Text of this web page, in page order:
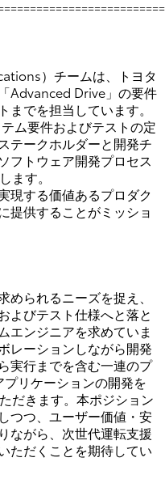
）チームは、トヨタ
Advanced Drive」の要件
までを担当しています。
ム要件およびテストの定
テークホルダーと開発チ
フトウェア開発プロセス
ます。
現する価値あるプロダク
提供することがミッショ
められるニーズを捉え、
よびテスト仕様へと落と
エンジニアを求めていま
レーションしながら開発
実行までを含む一連のプ
リケーションの開発を
だきます。本ポジション
つつ、ユーザー価値・安
ながら、次世代運転支援
ただくことを期待してい